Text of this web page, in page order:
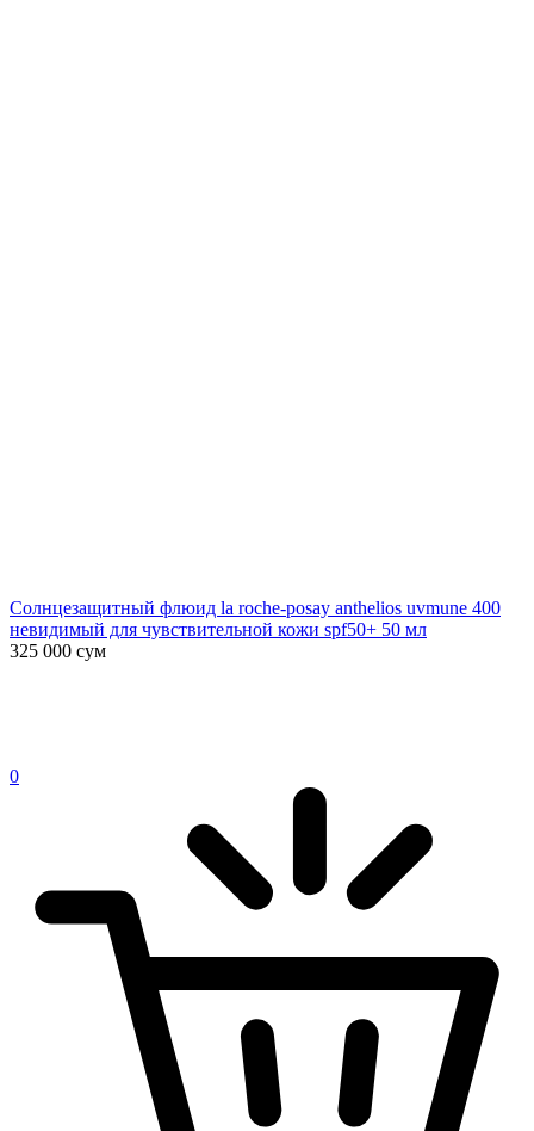
Солнцезащитный флюид la roche-posay anthelios uvmune 400
невидимый для чувствительной кожи spf50+ 50 мл
325 000 сум
0